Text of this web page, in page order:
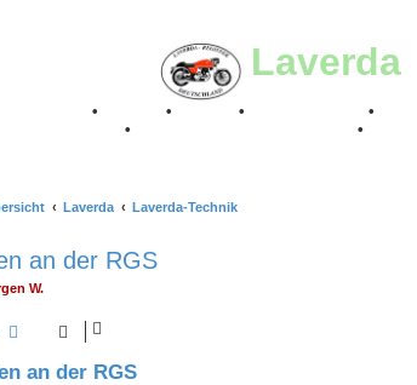
Laverda
• • • •
• •
Laverda Laverda-Technik
an der RGS
W.
an der RGS